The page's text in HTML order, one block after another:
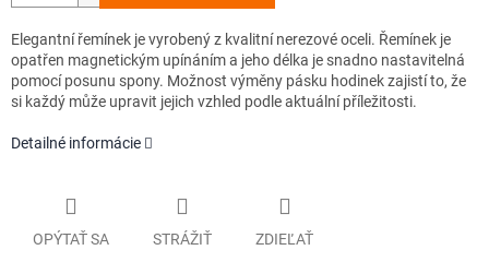
Elegantní řemínek je vyrobený z kvalitní nerezové oceli. Řemínek je
opatřen magnetickým upínáním a jeho délka je snadno nastavitelná
pomocí posunu spony. Možnost výměny pásku hodinek zajistí to, že
si každý může upravit jejich vzhled podle aktuální příležitosti.
Detailné informácie
OPÝTAŤ SA STRÁŽIŤ ZDIEĽAŤ